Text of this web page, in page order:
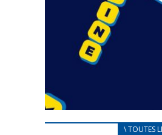
CARNET D’ACCUEIL
\ TOUTES